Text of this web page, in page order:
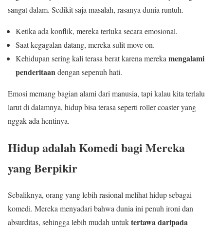
sangat dalam. Sedikit saja masalah, rasanya dunia runtuh.
Ketika ada konflik, mereka terluka secara emosional.
Saat kegagalan datang, mereka sulit move on.
Kehidupan sering kali terasa berat karena mereka mengalami
penderitaandengan sepenuh hati.
Emosi memang bagian alami dari manusia, tapi kalau kita terlalu
larut di dalamnya, hidup bisa terasa seperti roller coaster yang
nggak ada hentinya.
Hidup adalah Komedi bagi Mereka
yang Berpikir
Sebaliknya, orang yang lebih rasional melihat hidup sebagai
komedi. Mereka menyadari bahwa dunia ini penuh ironi dan
absurditas, sehingga lebih mudah untuktertawa daripada